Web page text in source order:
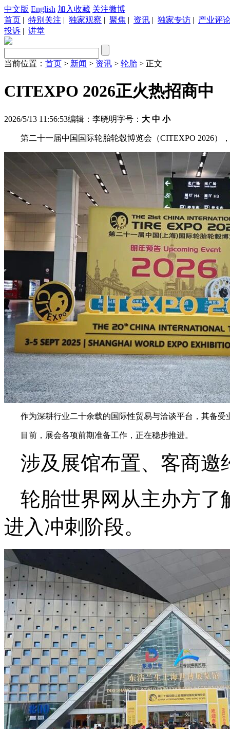
中文版 English 加入收藏 关注微博
首页 | 特别关注 | 独家观察 | 聚焦 | 资讯 | 独家专访 | 产业评
投诉 | 讲堂
当前位置： 首页 > 新闻 > 资讯 > 轮胎 > 正文
CITEXPO 2026正火热招商中
2026/5/13 11:56:53编辑：李晓明字号： 大 中 小
第二十一届中国国际轮胎轮毂博览会（CITEXPO 2026）
作为深耕行业二十余载的国际性贸易与洽谈平台，其备受
目前，展会各项前期准备工作，正在稳步推进。
涉及展馆布置、客商邀
轮胎世界网从主办方了
进入冲刺阶段。